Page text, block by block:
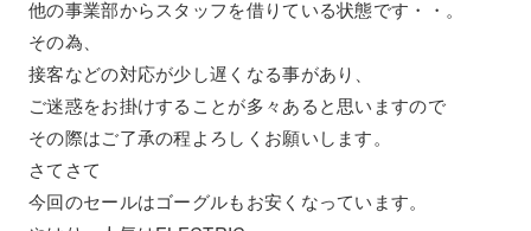
他の事業部からスタッフを借りている状態です・・。
その為、
接客などの対応が少し遅くなる事があり、
ご迷惑をお掛けすることが多々あると思いますので
その際はご了承の程よろしくお願いします。
さてさて
今回のセールはゴーグルもお安くなっています。